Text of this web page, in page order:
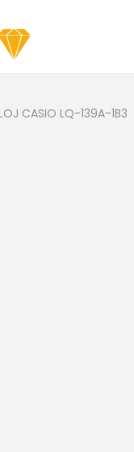
CASIO LQ-139A-1B3